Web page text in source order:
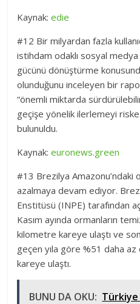
Kaynak:edie
#12 Bir milyardan fazla
istihdam odaklı sosyal
gücünü dönüştürme
olunduğunu inceleyen bir
“önemli miktarda
geçişe yönelik ilerlemeyi riske
bulunuldu.
Kaynak:euronews.green
#13 Brezilya Amazonu’ndaki
azalmaya devam ediyor.
Enstitüsü (INPE) tarafından
Kasım ayında ormanların
kilometre kareye ulaştı ve
geçen yıla göre %51 daha
kareye ulaştı.
BUNU DA OKU: